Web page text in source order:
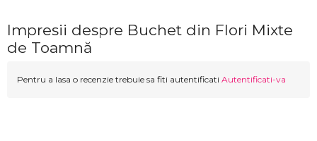
Impresii despre Buchet din Flori Mixte
de Toamnă
Pentru a lasa o recenzie trebuie sa fiti autentificati Autentificati-va